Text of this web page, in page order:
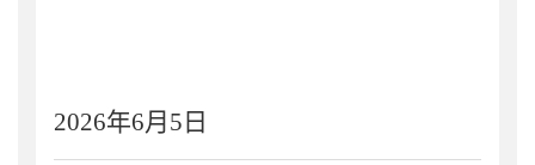
2026年6月 5 日